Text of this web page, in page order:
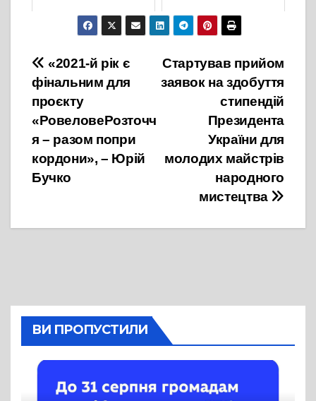
12 Червня, 2021 21 Липня, 2021
Навігація
записів
Стартував прийом
заявок на здобуття
стипендій
Президента
України для
молодих майстрів
народного
мистецтва
«2021-й рік є
фінальним для
проєкту
«РовеловеРозточч
я – разом попри
кордони», – Юрій
Бучко
ВИ ПРОПУСТИЛИ